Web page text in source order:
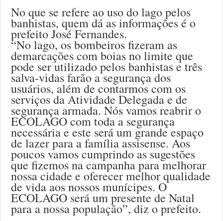
No que se refere ao uso do lago pelos
banhistas, quem dá as informações é o
prefeito José Fernandes.
“No lago, os bombeiros fizeram as
demarcações com boias no limite que
pode ser utilizado pelos banhistas e três
salva-vidas farão a segurança dos
usuários, além de contarmos com os
serviços da Atividade Delegada e de
segurança armada. Nós vamos reabrir o
ECOLAGO com toda a segurança
necessária e este será um grande espaço
de lazer para a família assisense. Aos
poucos vamos cumprindo as sugestões
que fizemos na campanha para melhorar
nossa cidade e oferecer melhor qualidade
de vida aos nossos munícipes. O
ECOLAGO será um presente de Natal
para a nossa população”, diz o prefeito.